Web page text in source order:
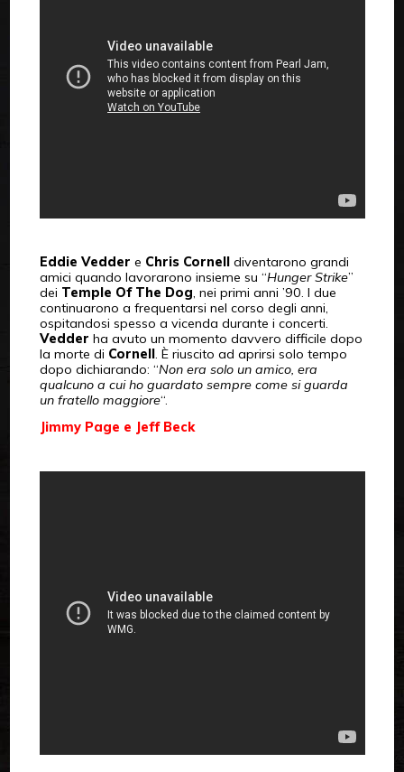
Eddie Vedder e Chris Cornelldiventarono grandi
amici quando lavorarono insieme su “Hunger Strike”
dei Temple Of The Dog, nei primi anni ’90. I due
continuarono a frequentarsi nel corso degli anni,
ospitandosi spesso a vicenda durante i concerti.
Vedder ha avuto un momento davvero difficile dopo
la morte di Cornell. È riuscito ad aprirsi solo tempo
dopo dichiarando: “Non era solo un amico, era
qualcuno a cui ho guardato sempre come si guarda
un fratello maggiore“.
Jimmy Page e Jeff Beck